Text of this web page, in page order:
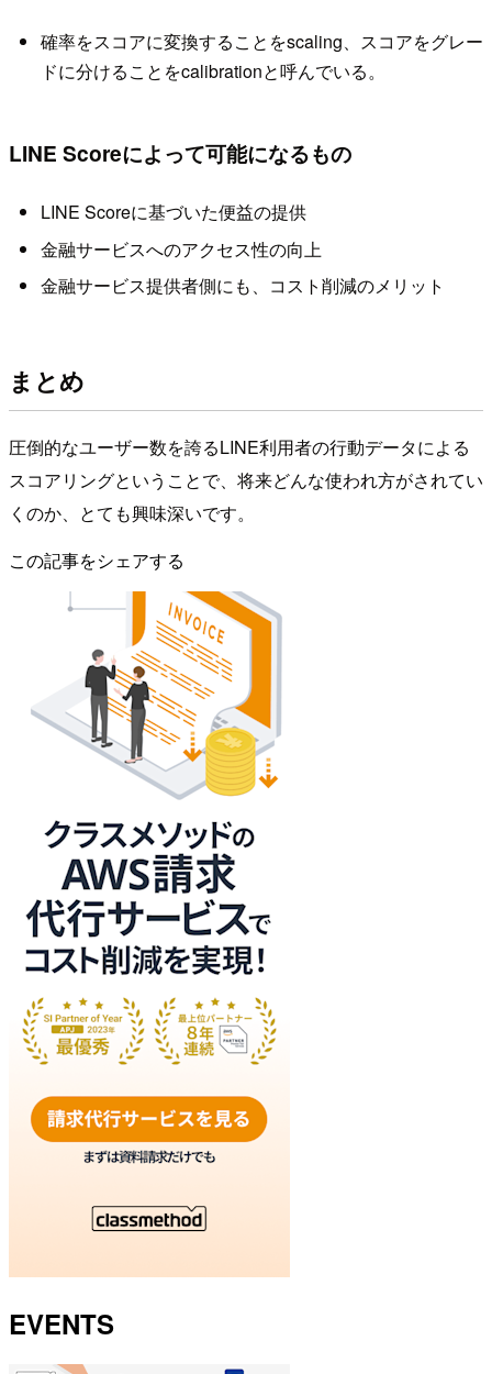
確率をスコアに変換することをscaling、スコアをグレー
ドに分けることをcalibrationと呼んでいる。
LINE Scoreによって可能になるもの
LINE Scoreに基づいた便益の提供
金融サービスへのアクセス性の向上
金融サービス提供者側にも、コスト削減のメリット
まとめ
圧倒的なユーザー数を誇るLINE利用者の行動データによる
スコアリングということで、将来どんな使われ方がされてい
くのか、とても興味深いです。
この記事をシェアする
EVENTS